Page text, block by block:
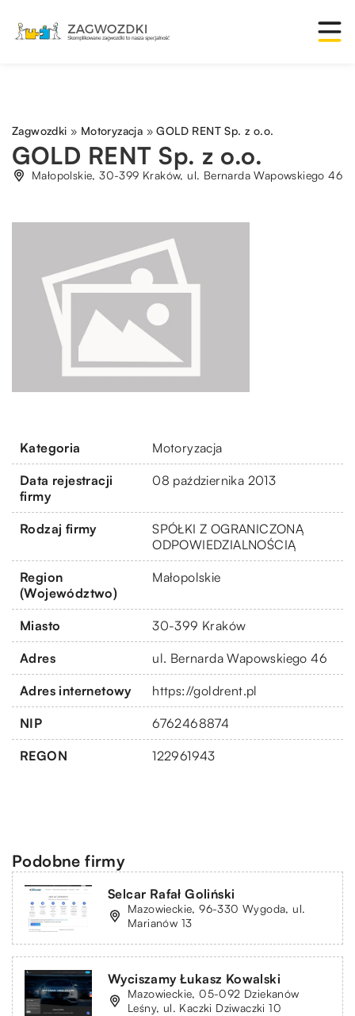
Zagwozdki » Motoryzacja »GOLD RENT Sp. z o.o.
GOLD RENT Sp. z o.o.
Małopolskie, 30-399 Kraków, ul. Bernarda Wapowskiego 46
Kategoria Motoryzacja
Data rejestracji
firmy
08 października 2013
Rodzaj firmy
SPÓŁKI Z OGRANICZONĄ
ODPOWIEDZIALNOŚCIĄ
Region
(Województwo)
Małopolskie
Miasto 30-399 Kraków
Adres ul. Bernarda Wapowskiego 46
Adres internetowy https://goldrent.pl
NIP 6762468874
REGON 122961943
Podobne firmy
Selcar Rafał Goliński
Mazowieckie, 96-330 Wygoda, ul.
Marianów 13
Wyciszamy Łukasz Kowalski
Mazowieckie, 05-092 Dziekanów
Leśny, ul. Kaczki Dziwaczki 10